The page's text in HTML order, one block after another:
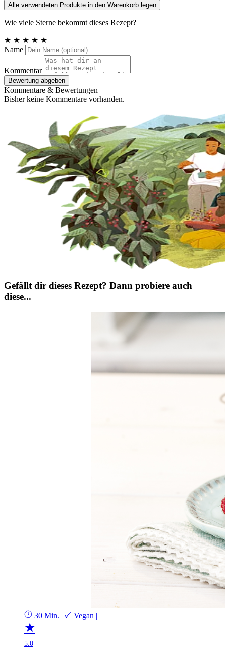
Alle verwendeten Produkte in den Warenkorb legen
Wie viele Sterne bekommt dieses Rezept?
★ ★ ★ ★ ★
Name
Kommentar
Bewertung abgeben
Kommentare & Bewertungen
Bisher keine Kommentare vorhanden.
Gefällt dir dieses Rezept? Dann probiere auch
diese...
30 Min. | Vegan |
★
5.0